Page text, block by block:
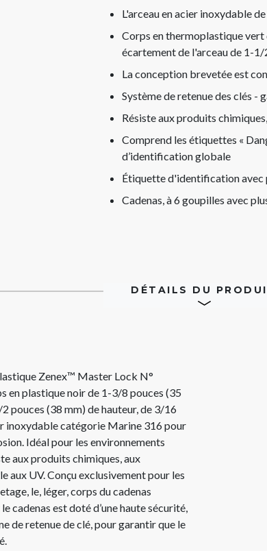
L'arceau en acier inoxydable
Corps en thermoplastique vert
écartement de l'arceau de 1-1/
La conception brevetée est
Système de retenue des clés -
Résiste aux produits
Comprend les étiquettes «
d’identification globale
Étiquette d'identification avec
Cadenas, à 6 goupilles avec
DÉTAILS DU
Zenex™ Master Lock N°
en plastique noir de 1-3/8 pouces (35
pouces (38 mm) de hauteur, de 3/16
inoxydable catégorie Marine 316 pour
Idéal pour les environnements
aux produits chimiques, aux
aux UV. Conçu exclusivement pour les
le, léger, corps du cadenas
cadenas est doté d’une haute sécurité,
de retenue de clé, pour garantir que le